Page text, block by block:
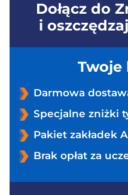
Dołącz do
i
Twoje
Darmowa
Specjalne zniżki
Pakiet zakładek
Brak opłat za